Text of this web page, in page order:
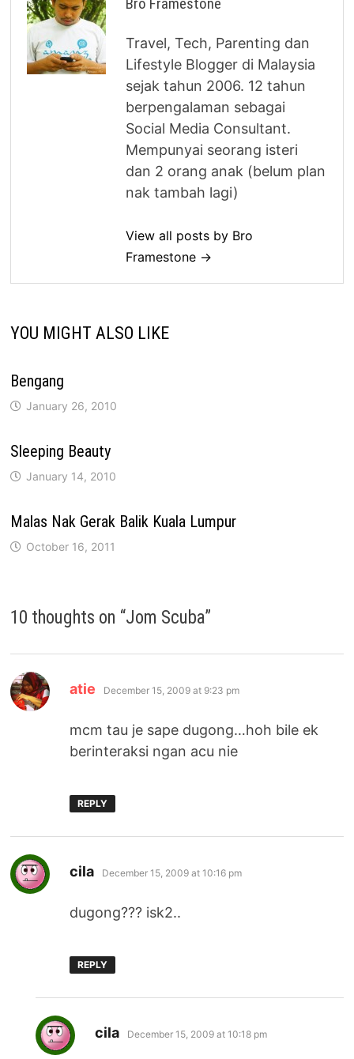
Travel, Tech, Parenting dan
Lifestyle Blogger di Malaysia
sejak tahun 2006. 12 tahun
berpengalaman sebagai
Social Media Consultant.
Mempunyai seorang isteri
dan 2 orang anak (belum plan
nak tambah lagi)
View all posts by Bro
Framestone →
YOU MIGHT ALSO LIKE
Bengang
January 26, 2010
Sleeping Beauty
January 14, 2010
Malas Nak Gerak Balik Kuala Lumpur
October 16, 2011
10 thoughts on “Jom Scuba”
atie says:
December 15, 2009 at 9:23 pm
mcm tau je sape dugong…hoh bile ek
berinteraksi ngan acu nie
REPLY
cila says:
December 15, 2009 at 10:16 pm
dugong??? isk2..
REPLY
cila says:
December 15, 2009 at 10:18 pm